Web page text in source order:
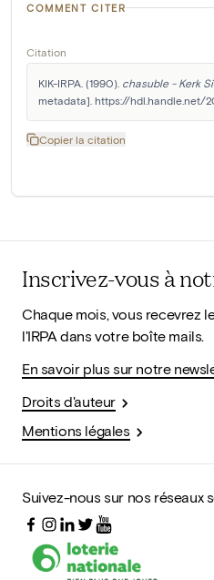
COMMENT CITER
Citation
KIK-IRPA. (1990). chasuble - Kerk
metadata]. https://hdl.handle.net/
Copier la citation
Inscrivez-vous à
Chaque mois, vous recevrez
l'IRPA dans votre boîte mails.
En savoir plus sur notre
Droits d'auteur
Mentions légales
Suivez-nous sur nos réseaux